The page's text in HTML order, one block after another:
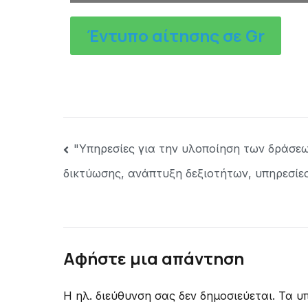
Έντυπο αίτησης σε Gr
"Υπηρεσίες για την υλοποίηση των
δικτύωσης, ανάπτυξη δεξιοτήτων,
Αφήστε μια απάντηση
Η ηλ. διεύθυνση σας δεν δημοσιεύεται. Τα